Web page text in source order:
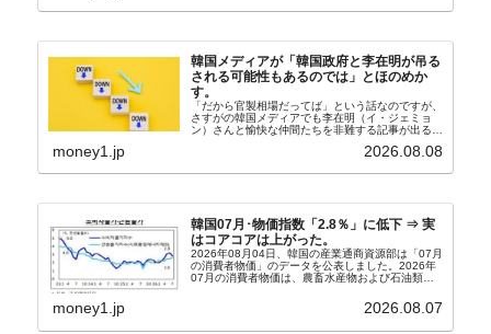
韓国メディアが「韓国政府と李在明が吊る
される可能性もあるのでは」とほのめか
す。
「だから官製相場だってば」という話なのですが、
さすがの韓国メディアでも李在明（イ・ジェミョ
ン）さんと愉快な仲間たちを非難する記事が出るよ
『朝鮮日報』に面白い記事が出ています。「東西南
money1.jp 2026.08.08
韓国07月･物価指数「2.8％」に低下 ⇒ 実
はコアコアは上がった。
2026年08月04日、韓国の産業通商資源部は「07月
の消費者物価」のデータを公表しました。2026年
07月の消費者物価は、農畜水産物および石油類の
2.8％上昇（06月は3.2％）となり、上昇率は前...
money1.jp 2026.08.07